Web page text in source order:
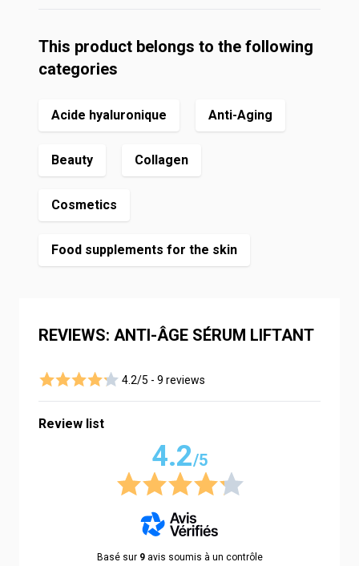
This product belongs to the following
categories
Acide hyaluronique Anti-Aging
Beauty Collagen
Cosmetics
Food supplements for the skin
REVIEWS: ANTI-ÂGE SÉRUM LIFTANT
4.2/5 - 9 reviews
Review list
4.2/5
Basé sur 9avis soumis à un contrôle